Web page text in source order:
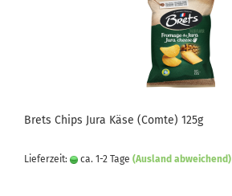
Brets Chips Jura Käse (Comte) 125g
Lieferzeit: ca. 1-2 Tage (Ausland abweichend)